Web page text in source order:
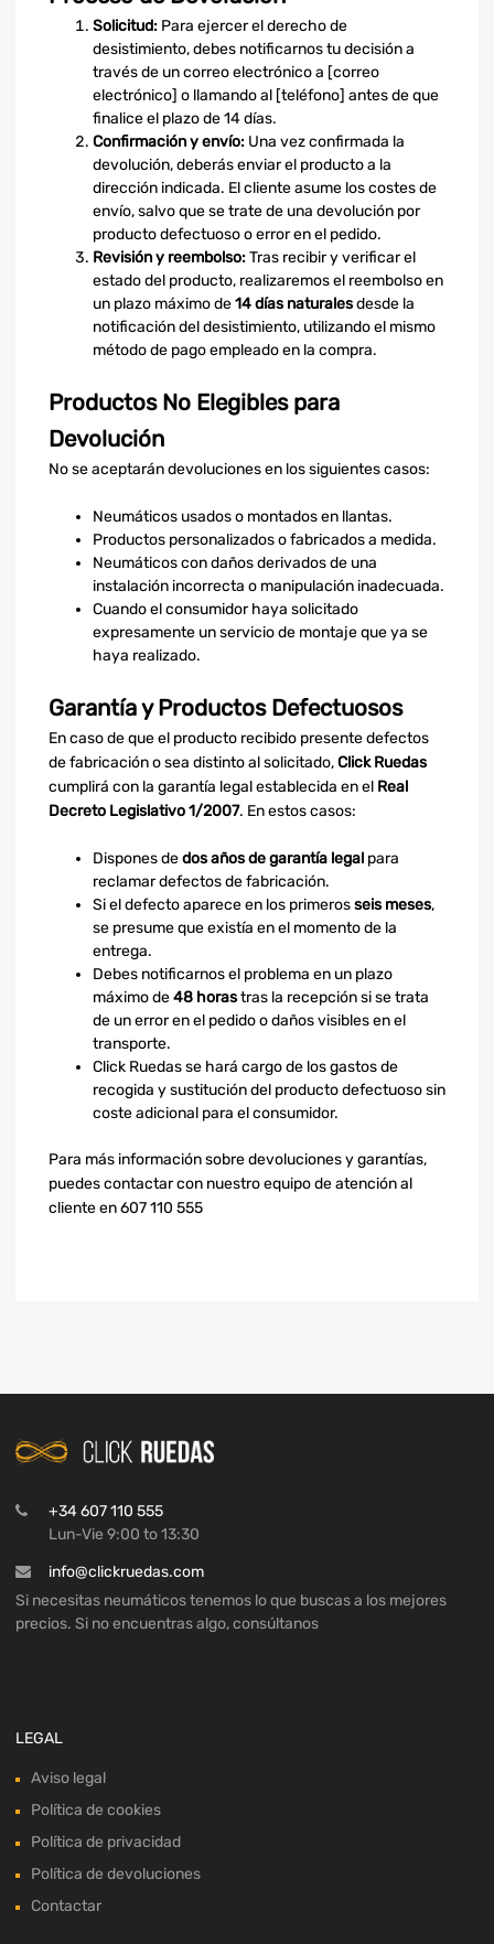
Solicitud: Para ejercer el derecho de
desistimiento, debes notificarnos tu decisión a
través de un correo electrónico a [correo
electrónico] o llamando al [teléfono] antes de que
finalice el plazo de 14 días.
Confirmación y envío: Una vez confirmada la
devolución, deberás enviar el producto a la
dirección indicada. El cliente asume los costes de
envío, salvo que se trate de una devolución por
producto defectuoso o error en el pedido.
Revisión y reembolso:Tras recibir y verificar el
estado del producto, realizaremos el reembolso en
un plazo máximo de14 días naturalesdesde la
notificación del desistimiento, utilizando el mismo
método de pago empleado en la compra.
Productos No Elegibles para
Devolución
No se aceptarán devoluciones en los siguientes casos:
Neumáticos usados o montados en llantas.
Productos personalizados o fabricados a medida.
Neumáticos con daños derivados de una
instalación incorrecta o manipulación inadecuada.
Cuando el consumidor haya solicitado
expresamente un servicio de montaje que ya se
haya realizado.
Garantía y Productos Defectuosos
En caso de que el producto recibido presente defectos
de fabricación o sea distinto al solicitado,Click Ruedas
cumplirá con la garantía legal establecida en el Real
Decreto Legislativo 1/2007. En estos casos:
Dispones dedos años de garantía legal para
reclamar defectos de fabricación.
Si el defecto aparece en los primerosseis meses,
se presume que existía en el momento de la
entrega.
Debes notificarnos el problema en un plazo
máximo de48 horastras la recepción si se trata
de un error en el pedido o daños visibles en el
transporte.
Click Ruedas se hará cargo de los gastos de
recogida y sustitución del producto defectuoso sin
coste adicional para el consumidor.
Para más información sobre devoluciones y garantías,
puedes contactar con nuestro equipo de atención al
cliente en 607 110 555
+34 607 110 555
Lun-Vie 9:00 to 13:30
info@clickruedas.com
Si necesitas neumáticos tenemos lo que buscas a los mejores
precios. Si no encuentras algo, consúltanos
LEGAL
Aviso legal
Política de cookies
Política de privacidad
Política de devoluciones
Contactar